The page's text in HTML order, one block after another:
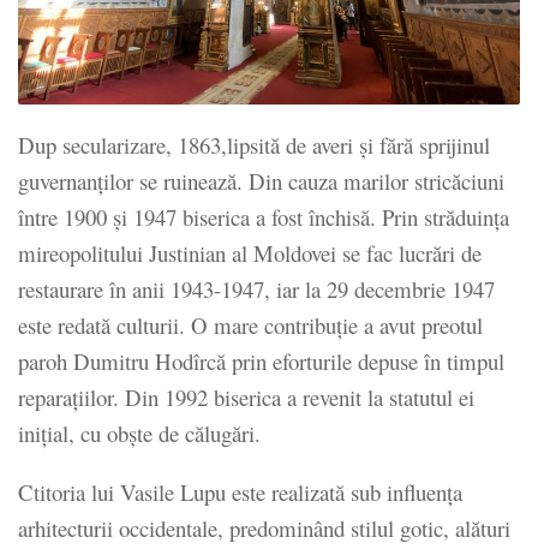
Dup secularizare, 1863,lipsită de averi și fără sprijinul
guvernanților se ruinează. Din cauza marilor stricăciuni
între 1900 și 1947 biserica a fost închisă. Prin străduința
mireopolitului Justinian al Moldovei se fac lucrări de
restaurare în anii 1943-1947, iar la 29 decembrie 1947
este redată culturii. O mare contribuție a avut preotul
paroh Dumitru Hodîrcă prin eforturile depuse în timpul
reparațiilor. Din 1992 biserica a revenit la statutul ei
inițial, cu obște de călugări.
Ctitoria lui Vasile Lupu este realizată sub influența
arhitecturii occidentale, predominând stilul gotic, alături